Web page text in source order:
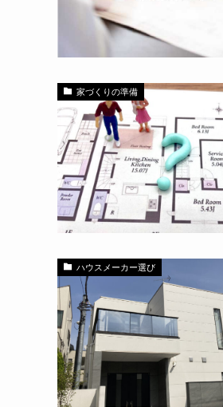
家づくりの準備
ハウスメーカー選び